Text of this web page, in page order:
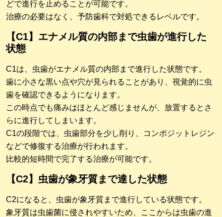
どで進行を止めることが可能です。
治療の必要はなく、予防歯科で対処できるレベルです。
【C1】エナメル質の内部まで虫歯が進行した
状態
C1は、虫歯がエナメル質の内部まで進行した状態です。
歯に小さな黒い点や穴が見られることがあり、視覚的に虫
歯を確認できるようになります。
この時点でも痛みはほとんど感じませんが、放置するとさ
らに進行してしまいます。
C1の段階では、虫歯部分を少し削り、コンポジットレジン
などで修復する治療が行われます。
比較的短時間で完了する治療が可能です。
【C2】虫歯が象牙質まで達した状態
C2になると、虫歯が象牙質まで進行している状態です。
象牙質は虫歯菌に侵されやすいため、ここからは虫歯の進